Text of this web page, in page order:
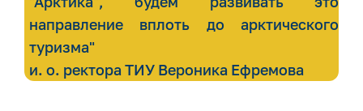
направление вплоть до арктического
туризма"
и. о. ректора ТИУ Вероника Ефремова